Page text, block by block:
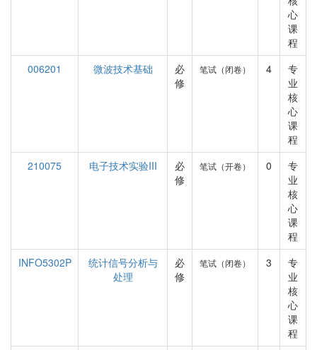
心
课
程
006201
微波技术基础
必
修
笔试（闭卷） 4
专
业
核
心
课
程
210075
电子技术实验III
必
修
笔试（开卷） 0
专
业
核
心
课
程
INFO5302P
统计信号分析与
处理
必
修
笔试（闭卷） 3
专
业
核
心
课
程